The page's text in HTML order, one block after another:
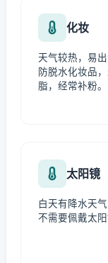
化妆
天气较热，易
防脱水化妆品
脂，经常补粉。
太阳镜
白天有降水天气
不需要佩戴太